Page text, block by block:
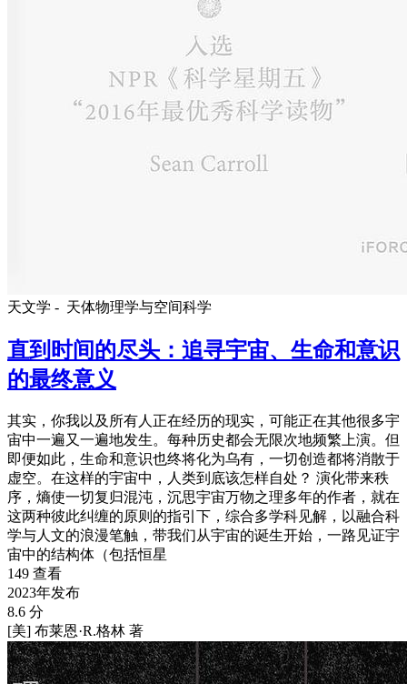
天文学 - 天体物理学与空间科学
直到时间的尽头：追寻宇宙、生命和意识
的最终意义
其实，你我以及所有人正在经历的现实，可能正在其他很多宇
宙中一遍又一遍地发生。每种历史都会无限次地频繁上演。但
即便如此，生命和意识也终将化为乌有，一切创造都将消散于
虚空。在这样的宇宙中，人类到底该怎样自处？ 演化带来秩
序，熵使一切复归混沌，沉思宇宙万物之理多年的作者，就在
这两种彼此纠缠的原则的指引下，综合多学科见解，以融合科
学与人文的浪漫笔触，带我们从宇宙的诞生开始，一路见证宇
宙中的结构体（包括恒星
149 查看
2023年发布
8.6 分
[美] 布莱恩·R.格林 著